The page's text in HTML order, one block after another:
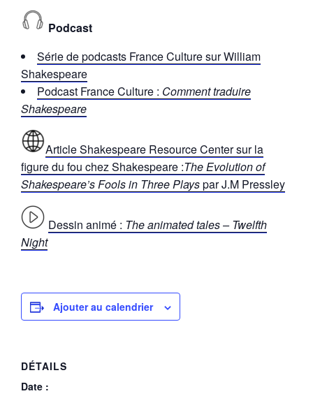
Podcast
Série de podcasts France Culture sur William
Shakespeare
Podcast France Culture : Comment traduire
Shakespeare
Article Shakespeare Resource Center sur la
figure du fou chez Shakespeare :The Evolution of
Shakespeare’s Fools in Three Playspar J.M Pressley
Dessin animé : The animated tales – Twelfth
Night
Ajouter au calendrier
DÉTAILS
Date :